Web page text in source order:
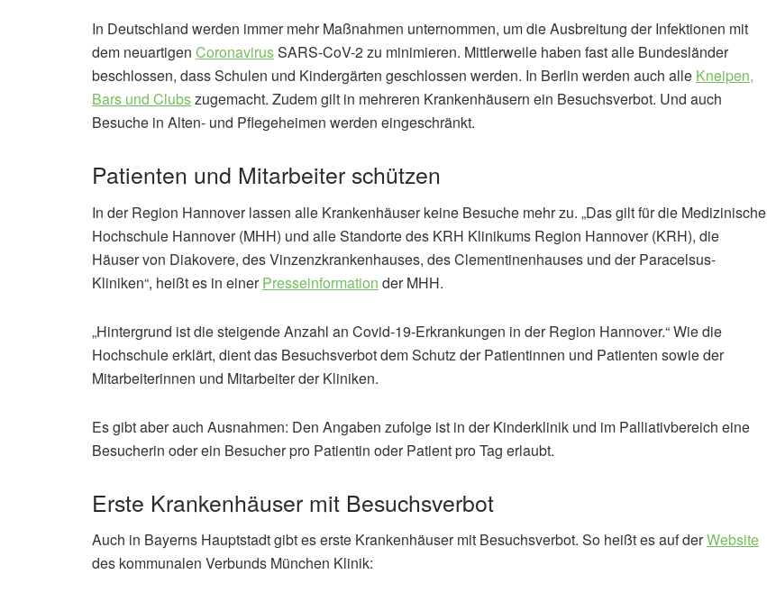
In Deutschland werden immer mehr Maßnahmen unternommen, um die Ausbreitung der Infektionen mit
dem neuartigen CoronavirusSARS-CoV-2 zu minimieren. Mittlerweile haben fast alle Bundesländer
beschlossen, dass Schulen und Kindergärten geschlossen werden. In Berlin werden auch alle Kneipen,
Bars und Clubszugemacht. Zudem gilt in mehreren Krankenhäusern ein Besuchsverbot. Und auch
Besuche in Alten- und Pflegeheimen werden eingeschränkt.
Patienten und Mitarbeiter schützen
In der Region Hannover lassen alle Krankenhäuser keine Besuche mehr zu. „Das gilt für die Medizinische
Hochschule Hannover (MHH) und alle Standorte des KRH Klinikums Region Hannover (KRH), die
Häuser von Diakovere, des Vinzenzkrankenhauses, des Clementinenhauses und der Paracelsus-
Kliniken“, heißt es in einerPresseinformation der MHH.
„Hintergrund ist die steigende Anzahl an Covid-19-Erkrankungen in der Region Hannover.“ Wie die
Hochschule erklärt, dient das Besuchsverbot dem Schutz der Patientinnen und Patienten sowie der
Mitarbeiterinnen und Mitarbeiter der Kliniken.
Es gibt aber auch Ausnahmen: Den Angaben zufolge ist in der Kinderklinik und im Palliativbereich eine
Besucherin oder ein Besucher pro Patientin oder Patient pro Tag erlaubt.
Erste Krankenhäuser mit Besuchsverbot
Auch in Bayerns Hauptstadt gibt es erste Krankenhäuser mit Besuchsverbot. So heißt es auf derWebsite
des kommunalen Verbunds München Klinik: